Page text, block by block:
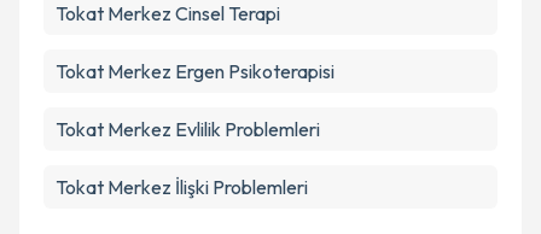
Tokat Merkez Cinsel Terapi
Tokat Merkez Ergen Psikoterapisi
Tokat Merkez Evlilik Problemleri
Tokat Merkez İlişki Problemleri